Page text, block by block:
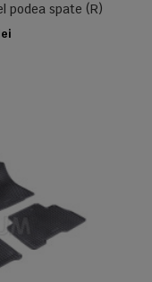
podea spate (R)
COS